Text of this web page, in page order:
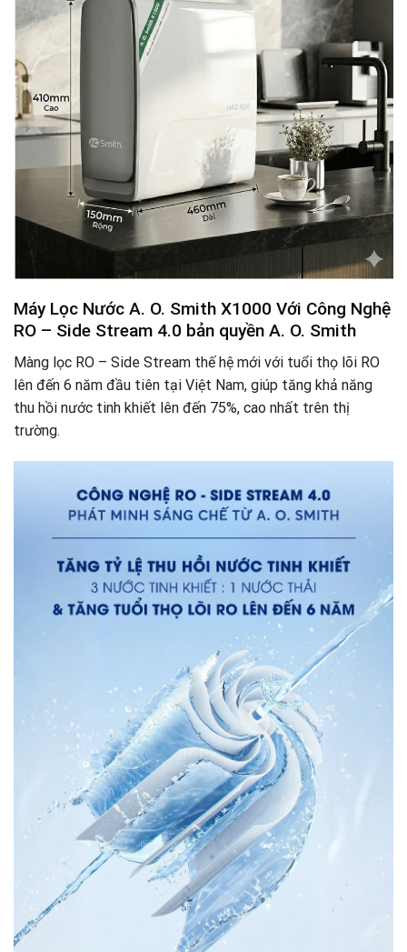
Máy Lọc Nước A. O. Smith X1000 Với Công Nghệ
RO – Side Stream 4.0 bản quyền A. O. Smith
Màng lọc RO – Side Stream thế hệ mới với tuổi thọ lõi RO
lên đến 6 năm đầu tiên tại Việt Nam, giúp tăng khả năng
thu hồi nước tinh khiết lên đến 75%, cao nhất trên thị
trường.